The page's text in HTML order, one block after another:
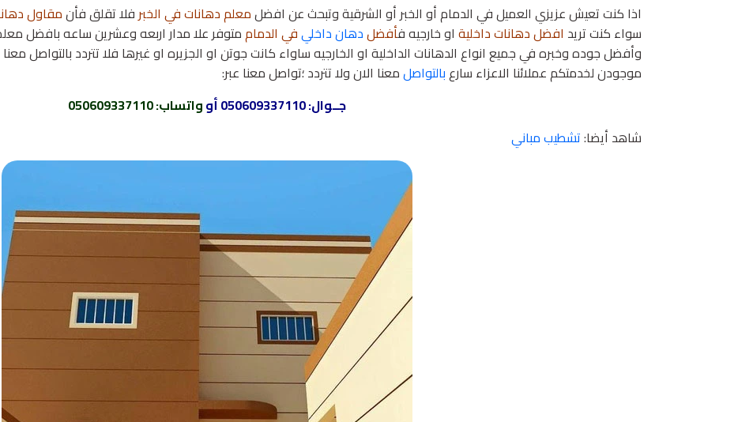
اذا كنت تعيش عزيزي العميل في الدمام أو الخبر أو الشرقية وتبحث عن افضلمعلم دهانات في الخبر فلا تقلق فأنمقاول
سواء كنت تريد افضل دهانات داخلية او خارجيه فأفضلدهان داخليفي الدماممتوفر علا مدار اربعه وعشرين ساعه بافضل
وأفضل جوده وخبره في جميع انواع الدهانات الداخلية او الخارجيه ساواء كانت جوتن او الجزيره او غيرها فلا تتردد بالتواصل
موجودن لخدمتكم عملائنا الاعزاء سارعبالتواصلمعنا الان ولا تتردد ؛تواصل معنا عبر:
جــوال:
أوواتساب: 050609337110
شاهد أيضا:تشطيب مباني